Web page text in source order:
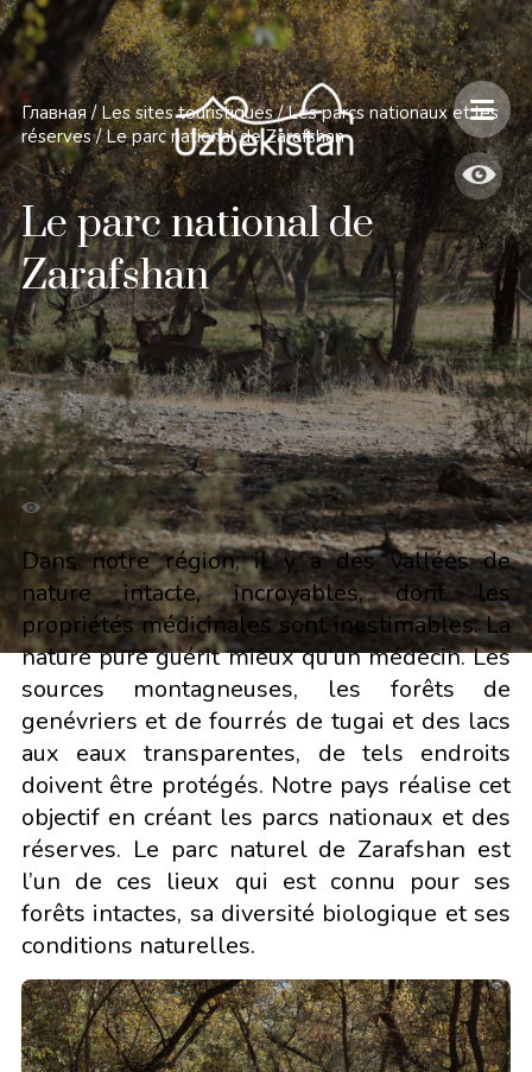
Главная / Les sites touristiques / Les parcs nationaux et les
réserves / Le parc national de Zarafshan
Le parc national de
Zarafshan
Dans notre région, il y a des vallées de
nature intacte, incroyables, dont les
propriétés médicinales sont inestimables. La
nature pure guérit mieux qu’un médecin. Les
sources montagneuses, les forêts de
genévriers et de fourrés de tugai et des lacs
aux eaux transparentes, de tels endroits
doivent être protégés. Notre pays réalise cet
objectif en créant les parcs nationaux et des
réserves. Le parc naturel de Zarafshan est
l’un de ces lieux qui est connu pour ses
forêts intactes, sa diversité biologique et ses
conditions naturelles.